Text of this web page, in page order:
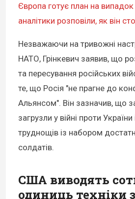
Європа готує план на випадок
аналітики розповіли, як він
Незважаючи на тривожні
НАТО, Грінкевич заявив, що
та пересування російських
те, що Росія "не прагне до
Альянсом". Він зазначив, що
загрузли у війні проти
труднощів із набором
солдатів.
США виводять
одиниць техніки